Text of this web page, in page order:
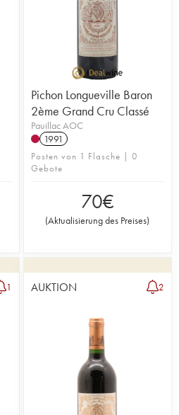
Pichon Longueville Baron
2ème Grand Cru Classé
Pauillac AOC
1991
Posten von 1 Flasche | 0
Gebote
70€
(Aktualisierung des Preises)
1 AUKTION 2